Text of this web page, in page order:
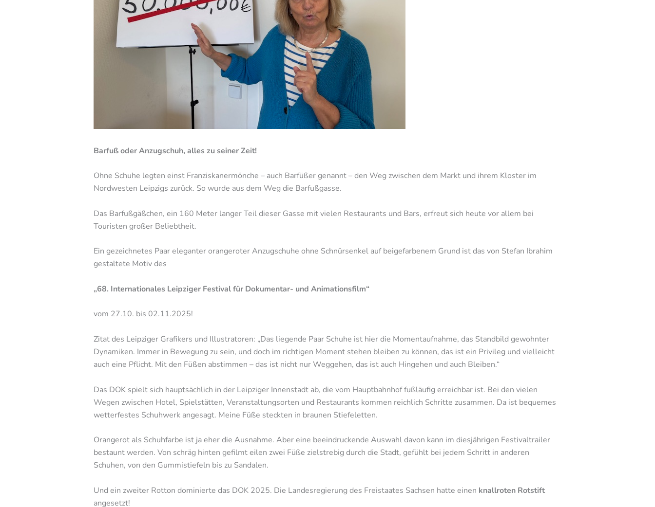
Barfuß oder Anzugschuh, alles zu seiner Zeit!
Ohne Schuhe legten einst Franziskanermönche – auch Barfüßer genannt – den Weg zwischen dem Markt und ihrem Kloster im
Nordwesten Leipzigs zurück. So wurde aus dem Weg die Barfußgasse.
Das Barfußgäßchen, ein 160 Meter langer Teil dieser Gasse mit vielen Restaurants und Bars, erfreut sich heute vor allem bei
Touristen großer Beliebtheit.
Ein gezeichnetes Paar eleganter orangeroter Anzugschuhe ohne Schnürsenkel auf beigefarbenem Grund ist das von Stefan Ibrahim
gestaltete Motiv des
„68. Internationales Leipziger Festival für Dokumentar- und Animationsfilm“
vom 27.10. bis 02.11.2025!
Zitat des Leipziger Grafikers und Illustratoren: „Das liegende Paar Schuhe ist hier die Momentaufnahme, das Standbild gewohnter
Dynamiken. Immer in Bewegung zu sein, und doch im richtigen Moment stehen bleiben zu können, das ist ein Privileg und vielleicht
auch eine Pflicht. Mit den Füßen abstimmen – das ist nicht nur Weggehen, das ist auch Hingehen und auch Bleiben.“
Das DOK spielt sich hauptsächlich in der Leipziger Innenstadt ab, die vom Hauptbahnhof fußläufig erreichbar ist. Bei den vielen
Wegen zwischen Hotel, Spielstätten, Veranstaltungsorten und Restaurants kommen reichlich Schritte zusammen. Da ist bequemes
wetterfestes Schuhwerk angesagt. Meine Füße steckten in braunen Stiefeletten.
Orangerot als Schuhfarbe ist ja eher die Ausnahme. Aber eine beeindruckende Auswahl davon kann im diesjährigen Festivaltrailer
bestaunt werden. Von schräg hinten gefilmt eilen zwei Füße zielstrebig durch die Stadt, gefühlt bei jedem Schritt in anderen
Schuhen, von den Gummistiefeln bis zu Sandalen.
Und ein zweiter Rotton dominierte das DOK 2025. Die Landesregierung des Freistaates Sachsen hatte einen knallroten Rotstift
angesetzt!